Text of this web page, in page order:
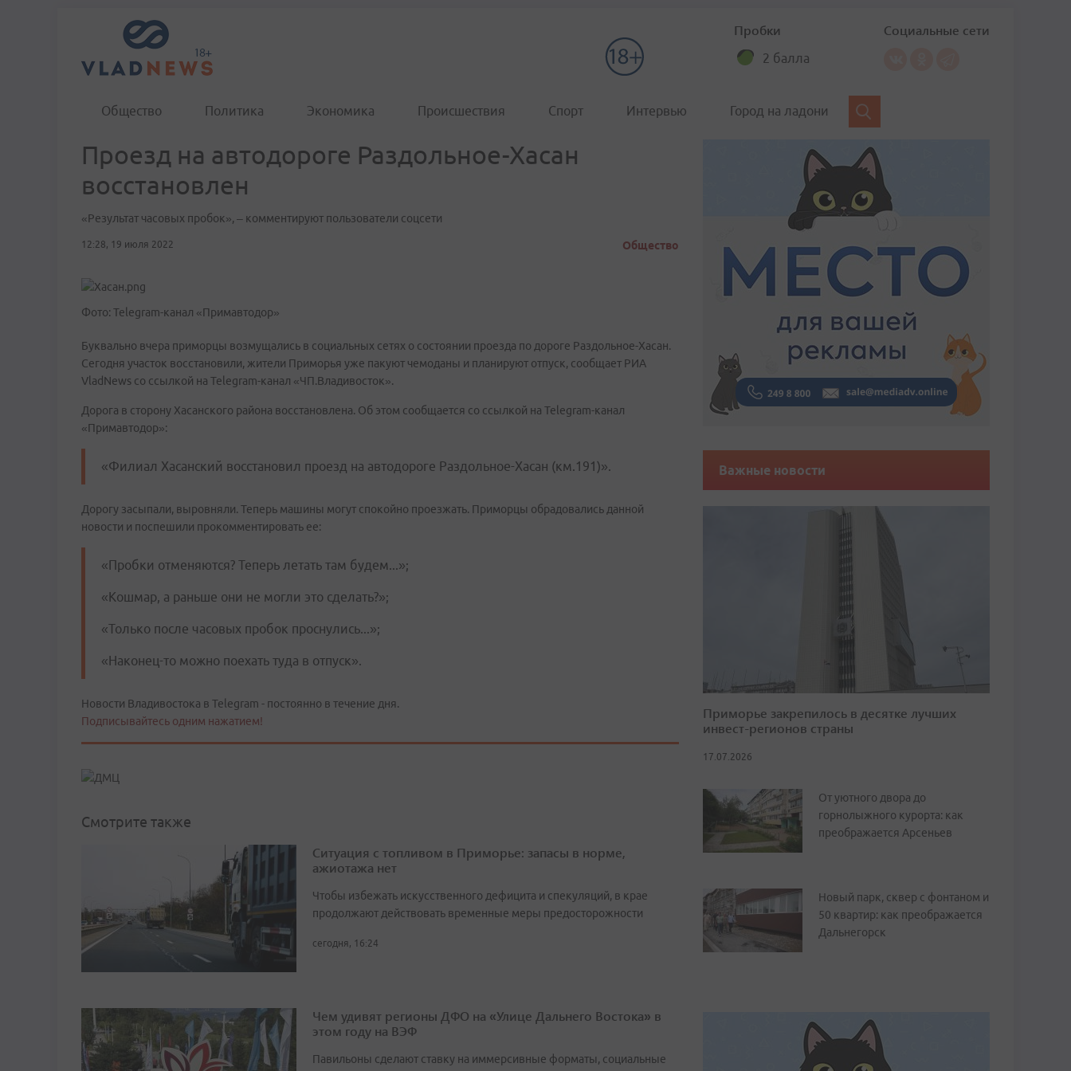
Пробки
2 балла
Социальные сети
Общество Политика Экономика Происшествия Спорт Интервью Город на ладони
Проезд на автодороге Раздольное-Хасан
восстановлен
«Результат часовых пробок», – комментируют пользователи соцсети
12:28, 19 июля 2022 Общество
Фото: Telegram-канал «Примавтодор»
Буквально вчера приморцы возмущались в социальных сетях о состоянии проезда по дороге Раздольное-Хасан.
Сегодня участок восстановили, жители Приморья уже пакуют чемоданы и планируют отпуск, сообщает РИА
VladNews со ссылкой на Telegram-канал «ЧП.Владивосток».
Дорога в сторону Хасанского района восстановлена. Об этом сообщается со ссылкой на Telegram-канал
«Примавтодор»:
«Филиал Хасанский восстановил проезд на автодороге Раздольное-Хасан (км.191)».
Дорогу засыпали, выровняли. Теперь машины могут спокойно проезжать. Приморцы обрадовались данной
новости и поспешили прокомментировать ее:
«Пробки отменяются? Теперь летать там будем...»;
«Кошмар, а раньше они не могли это сделать?»;
«Только после часовых пробок проснулись...»;
«Наконец-то можно поехать туда в отпуск».
Новости Владивостока в Telegram - постоянно в течение дня.
Подписывайтесь одним нажатием!
Смотрите также
Ситуация с топливом в Приморье: запасы в норме,
ажиотажа нет
Чтобы избежать искусственного дефицита и спекуляций, в крае
продолжают действовать временные меры предосторожности
сегодня, 16:24
Чем удивят регионы ДФО на «Улице Дальнего Востока» в
этом году на ВЭФ
Павильоны сделают ставку на иммерсивные форматы, социальные
Важные новости
Приморье закрепилось в десятке лучших
инвест-регионов страны
17.07.2026
От уютного двора до
горнолыжного курорта: как
преображается Арсеньев
Новый парк, сквер с фонтаном и
50 квартир: как преображается
Дальнегорск